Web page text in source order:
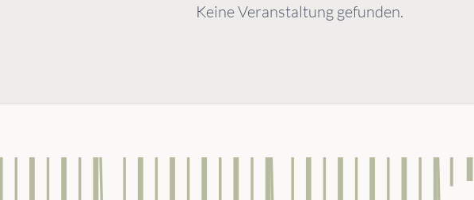
Keine Veranstaltung gefunden.